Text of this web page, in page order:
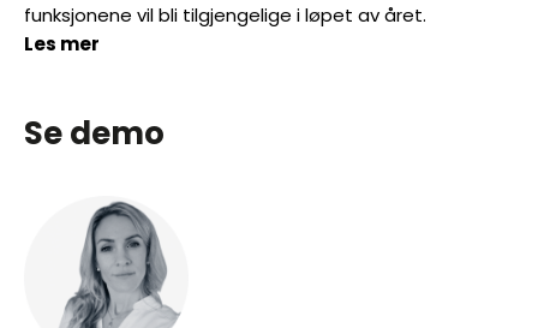
funksjonene vil bli tilgjengelige i løpet av året.
Les mer
Se demo